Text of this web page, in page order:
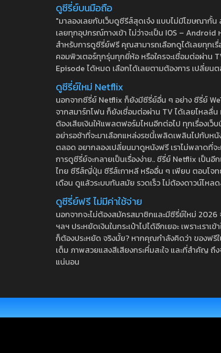
ดูซีรี่ย์บนมือถือ
"มาลองเลยกับเว็บดูซีรีส์สุดเจ๋ง แบบไม่มีโฆษณากั้
เลยทุกอุปกรณ์ทางเข้า ไม่ว่าจะเป็น IOS –
สำหรับการดูซีรี่ย์ฟรี คุณสามารถเลือกดูได้เลยทุกเ
คอมพิวเตอร์ทุกรุ่นทุกยี่ห้อ หรือใครจะเชื่อมต่อผ่าน
Episode ได้หมด เลือกได้เลยตามต้องการ เปลี่ยน
ดูซีรี่ย์ใหม่ Netflix
นอกจากซีรี่ย์ Netflix ก็ยังมีซีรี่ย์อื่น ๆ อย่าง ซีรี่ย์
จากสมาร์ทโฟน ก็ยังเชื่อมต่อผ่าน TV ได้เลยไหลลื่
ต้องเสียเงินให้แพลตฟอร์มไหนอีกต่อไป ทุกเรื่องเว็
อย่ารอช้าที่จะมาเลือกแหล่งรชนี้เพลิดเพลินไปกับห
ตลอด อยากลองเปลี่ยนมาดูหนังฟรี เราไม่พลาดที่
การดูซีรี่ย์จะกลายเป็นเรื่องง่าย.. ซีรี่ย์ Netflix เป็น
ไทย ซีรีส์ญี่ปุ่น ซีรีส์เกาหลี หรืออื่น ๆ เพียบ ตอบโจท
เดือน ดูแล้วระบบทันสมัย รวดเร็ว ไม่ต้องดาวน์โห
ดูซีรี่ย์ฟรี ไม่มีค่าใช้จ่าย
นอกจากจะไม่ต้องสมัครสมาชิกและมีซีรี่ย์ใหม่
ฯลฯ ประหยัดเงินในกระเป๋าไปได้อีกเยอะ เพราะเร
ก็ต้องประหยัด จริงมั้ย? หากคุณกำลังคิดว่า ของฟ
เต็ม ภาพสวยแสงสีเสียงกระหึ่มสะใจ และที่สำคัญ
แน่นอน